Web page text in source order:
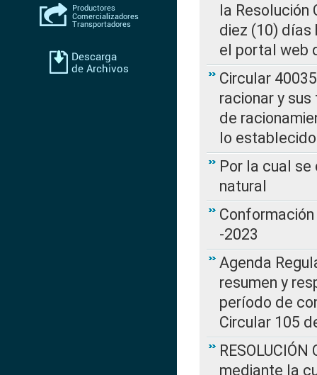
la Resolución
diez (10) días
el portal web
Circular
racionar y
de
lo
Por la cual
natural
-2023
Agenda
resumen y
período de
Circular 105
mediante la